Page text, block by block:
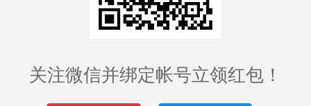
关注微信并绑定帐号立领红包！